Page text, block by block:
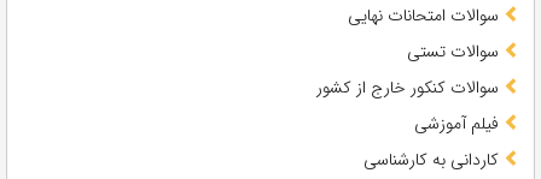
سوالات امتحانات نهایی
سوالات تستی
سوالات کنکور خارج از کشور
فیلم آموزشی
کاردانی به کارشناسی